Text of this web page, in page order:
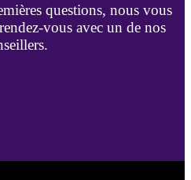
questions, nous vous
vous avec un de nos